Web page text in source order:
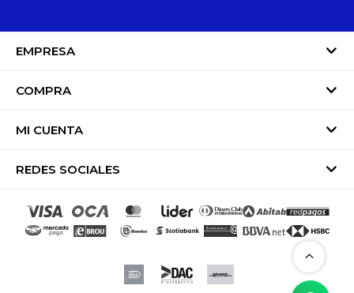
EMPRESA
COMPRA
MI CUENTA
REDES SOCIALES